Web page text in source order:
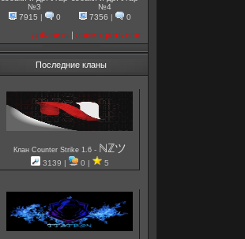
№3
7915 | 0
№4
7356 | 0
добавить | посмотреть все
Последние кланы
Клан Counter Strike 1.6 - ℕℤツ
3139 | 0 | 5